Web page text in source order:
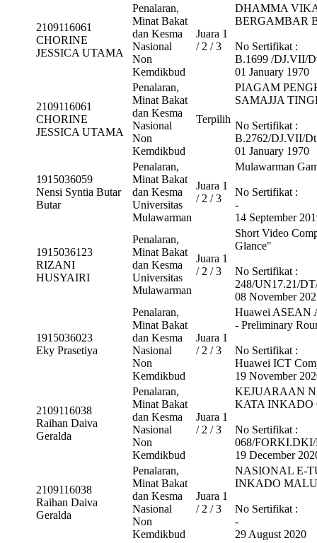
2109116061
CHORINE
JESSICA UTAMA
Penalaran,
Minat Bakat
dan Kesma
Nasional
Non
Kemdikbud
Juara 1
/ 2 / 3
DHAMMA
BERGAMBAR
No Sertifikat :
B.1699 /DJ.VII/
01 January 1970
2109116061
CHORINE
JESSICA UTAMA
Penalaran,
Minat Bakat
dan Kesma
Nasional
Non
Kemdikbud
Terpilih
PIAGAM
SAMAJJA
No Sertifikat :
B.2762/DJ.VII/
01 January 1970
1915036059
Nensi Syntia Butar
Butar
Penalaran,
Minat Bakat
dan Kesma
Universitas
Mulawarman
Juara 1
/ 2 / 3
Mulawarman
No Sertifikat :
-
14 September
1915036123
RIZANI
HUSYAIRI
Penalaran,
Minat Bakat
dan Kesma
Universitas
Mulawarman
Juara 1
/ 2 / 3
Short Video
Glance"
No Sertifikat :
248/UN17.21/
08 November
1915036023
Eky Prasetiya
Penalaran,
Minat Bakat
dan Kesma
Nasional
Non
Kemdikbud
Juara 1
/ 2 / 3
Huawei ASEAN
- Preliminary
No Sertifikat :
Huawei ICT
19 November
2109116038
Raihan Daiva
Geralda
Penalaran,
Minat Bakat
dan Kesma
Nasional
Non
Kemdikbud
Juara 1
/ 2 / 3
KEJUARAAN
KATA INKADO
No Sertifikat :
068/FORKI.DKI/
19 December
2109116038
Raihan Daiva
Geralda
Penalaran,
Minat Bakat
dan Kesma
Nasional
Non
Kemdikbud
Juara 1
/ 2 / 3
NASIONAL E-
INKADO
No Sertifikat :
-
29 August 2020